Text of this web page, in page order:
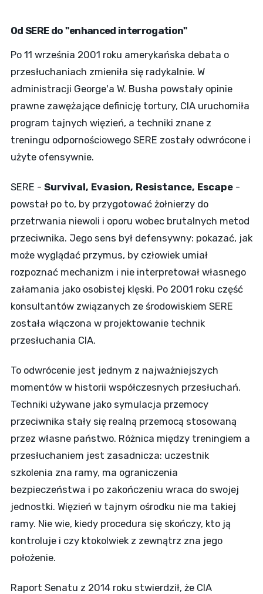
Od SERE do "enhanced interrogation"
Po 11 września 2001 roku amerykańska debata o
przesłuchaniach zmieniła się radykalnie. W
administracji George'a W. Busha powstały opinie
prawne zawężające definicję tortury, CIA uruchomiła
program tajnych więzień, a techniki znane z
treningu odpornościowego SERE zostały odwrócone i
użyte ofensywnie.
SERE - Survival, Evasion, Resistance, Escape -
powstał po to, by przygotować żołnierzy do
przetrwania niewoli i oporu wobec brutalnych metod
przeciwnika. Jego sens był defensywny: pokazać, jak
może wyglądać przymus, by człowiek umiał
rozpoznać mechanizm i nie interpretował własnego
załamania jako osobistej klęski. Po 2001 roku część
konsultantów związanych ze środowiskiem SERE
została włączona w projektowanie technik
przesłuchania CIA.
To odwrócenie jest jednym z najważniejszych
momentów w historii współczesnych przesłuchań.
Techniki używane jako symulacja przemocy
przeciwnika stały się realną przemocą stosowaną
przez własne państwo. Różnica między treningiem a
przesłuchaniem jest zasadnicza: uczestnik
szkolenia zna ramy, ma ograniczenia
bezpieczeństwa i po zakończeniu wraca do swojej
jednostki. Więzień w tajnym ośrodku nie ma takiej
ramy. Nie wie, kiedy procedura się skończy, kto ją
kontroluje i czy ktokolwiek z zewnątrz zna jego
położenie.
Raport Senatu z 2014 roku stwierdził, że CIA